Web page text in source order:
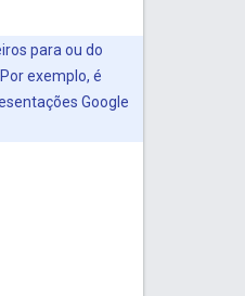
para ou do
exemplo, é
Google